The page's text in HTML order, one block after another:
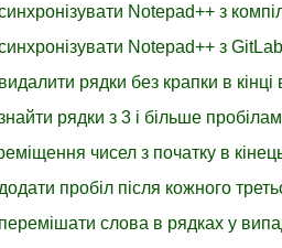
Notepad++ з
Notepad++ з
рядки без крапки в
рядки з 3 і більше
чисел з початку в
пробіл після кожного
слова в рядках у